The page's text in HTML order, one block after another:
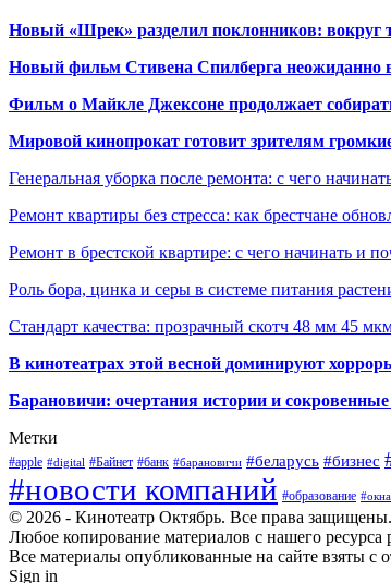
Новый «Шрек» разделил поклонников: вокруг
Новый фильм Стивена Спилберга неожиданно
Фильм о Майкле Джексоне продолжает
Мировой кинопрокат готовит зрителям
Генеральная уборка после ремонта: с чего
Ремонт квартиры без стресса: как брестчане
Ремонт в брестской квартире: с чего начинать и
Роль бора, цинка и серы в системе питания
Стандарт качества: прозрачный скотч 48 мм 45
В кинотеатрах этой весной доминируют
Барановичи: очертания истории и
Метки
#apple #digital #Байнет #банк #барановичи #беларусь #бизнес
#новости компаний #образование #окна
© 2026 - Кинотеатр Октябрь. Все права защищены.
Любое копирование материалов с нашего ресурса
Все материалы опубликованные на сайте взяты с
Sign in